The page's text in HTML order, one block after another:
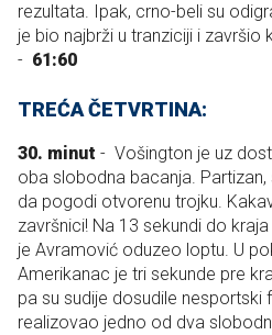
rezultata. Ipak, crno-beli su
je bio najbrži u tranziciji i završio
- 61:60
TREĆA ČETVRTINA:
30. minut - Vošington je uz
oba slobodna bacanja.
da pogodi otvorenu trojku.
završnici! Na 13 sekundi do
je Avramović oduzeo loptu. U
Amerikanac je tri sekunde pre
pa su sudije dosudile
realizovao jedno od dva